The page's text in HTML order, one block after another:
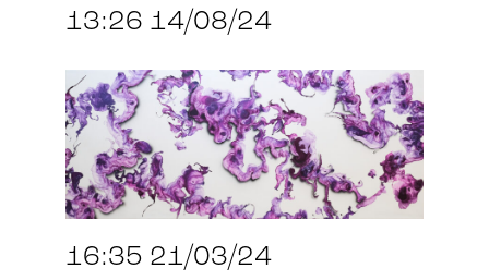
13:26 14/08/24
16:35 21/03/24